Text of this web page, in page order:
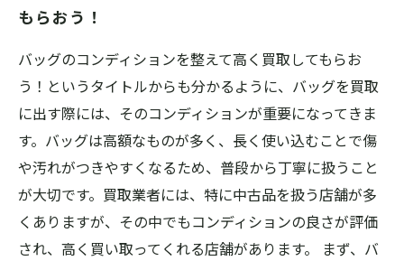
もらおう！
バッグのコンディションを整えて高く買取してもらお
う！というタイトルからも分かるように、バッグを買取
に出す際には、そのコンディションが重要になってきま
す。バッグは高額なものが多く、長く使い込むことで傷
や汚れがつきやすくなるため、普段から丁寧に扱うこと
が大切です。買取業者には、特に中古品を扱う店舗が多
くありますが、その中でもコンディションの良さが評価
され、高く買い取ってくれる店舗があります。 まず、バ